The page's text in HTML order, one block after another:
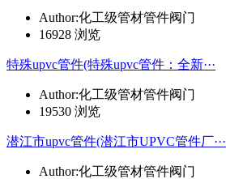
Author:化工级管材管件阀门
16928 浏览
特殊upvc管件(特殊upvc管件：全新···
Author:化工级管材管件阀门
19530 浏览
潜江市upvc管件(潜江市UPVC管件厂···
Author:化工级管材管件阀门